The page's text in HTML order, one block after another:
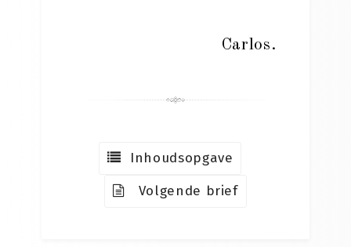
Carlos.
Inhoudsopgave
Volgende brief